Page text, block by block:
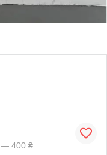
— 400 ₴